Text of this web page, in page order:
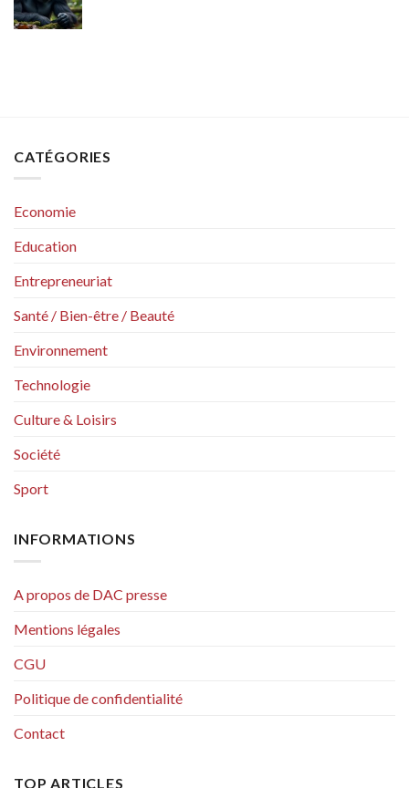
CATÉGORIES
Economie
Education
Entrepreneuriat
Santé / Bien-être / Beauté
Environnement
Technologie
Culture & Loisirs
Société
Sport
INFORMATIONS
A propos de DAC presse
Mentions légales
CGU
Politique de confidentialité
Contact
TOP ARTICLES